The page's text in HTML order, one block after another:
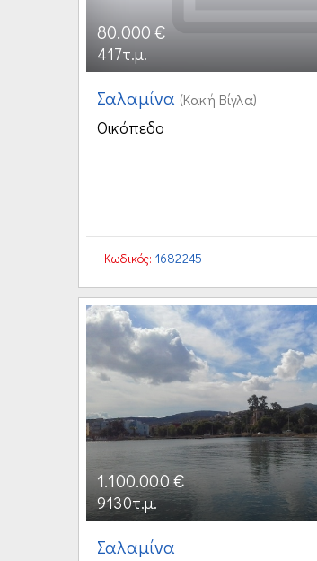
80.000 €
417τ.μ.
Σαλαμίνα (Κακή Βίγλα)
Οικόπεδο
Κωδικός: 1682245
1.100.000 €
9130τ.μ.
Σαλαμίνα